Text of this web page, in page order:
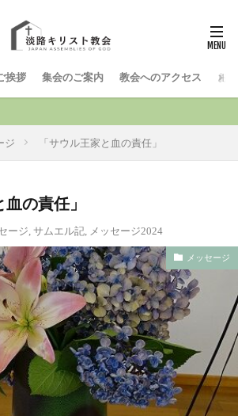
挨拶 集会のご案内 教会へのアクセス お
ジ 「サウル王家と血の責任」
血の責任」
ージ サムエル記 メッセージ2024
メッセージ
検索